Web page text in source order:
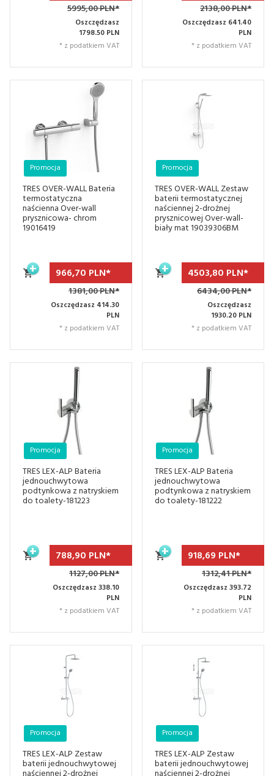
5995,00 PLN*
Oszczędzasz
1798.50 PLN
* z podatkiem VAT
2138,00 PLN*
Oszczędzasz 641.40
PLN
* z podatkiem VAT
TRES OVER-WALL Bateria
termostatyczna
naścienna Over-wall
prysznicowa- chrom
19016419
Promocja
966,70 PLN*
1381,00 PLN*
Oszczędzasz 414.30
PLN
* z podatkiem VAT
TRES OVER-WALL Zestaw
baterii termostatycznej
naściennej 2-drożnej
prysznicowej Over-wall-
biały mat 19039306BM
Promocja
4503,80 PLN*
6434,00 PLN*
Oszczędzasz
1930.20 PLN
* z podatkiem VAT
TRES LEX-ALP Bateria
jednouchwytowa
podtynkowa z natryskiem
do toalety-181223
Promocja
788,90 PLN*
1127,00 PLN*
Oszczędzasz 338.10
PLN
* z podatkiem VAT
TRES LEX-ALP Bateria
jednouchwytowa
podtynkowa z natryskiem
do toalety-181222
Promocja
918,69 PLN*
1312,41 PLN*
Oszczędzasz 393.72
PLN
* z podatkiem VAT
TRES LEX-ALP Zestaw
baterii jednouchwytowej
Promocja
TRES LEX-ALP Zestaw
baterii jednouchwytowej
Promocja